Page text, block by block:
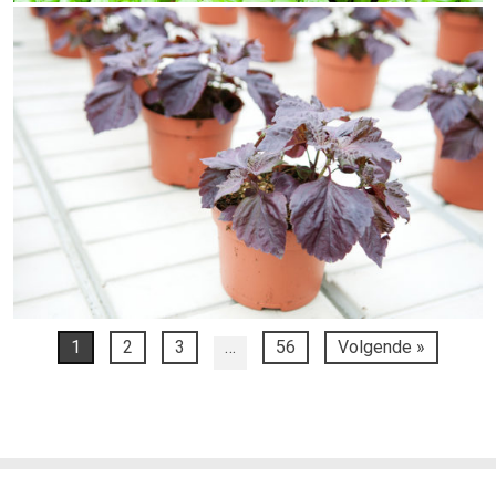
1 2 3 … 56 Volgende »